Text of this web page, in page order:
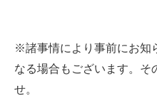
※諸事情により事前にお知
なる場合もございます。そ
せ。